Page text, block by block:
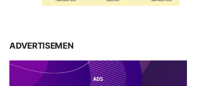
ADVERTISEMEN